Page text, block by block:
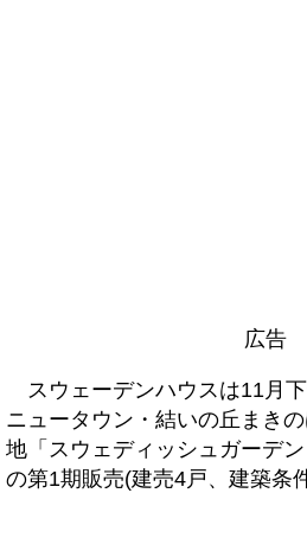
広告
スウェーデンハウスは11月
ニュータウン・結いの丘まき
地「スウェディッシュガーデ
の第1期販売(建売4戸、建築条